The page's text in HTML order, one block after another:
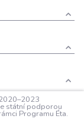
státní podporou
Programu Éta.